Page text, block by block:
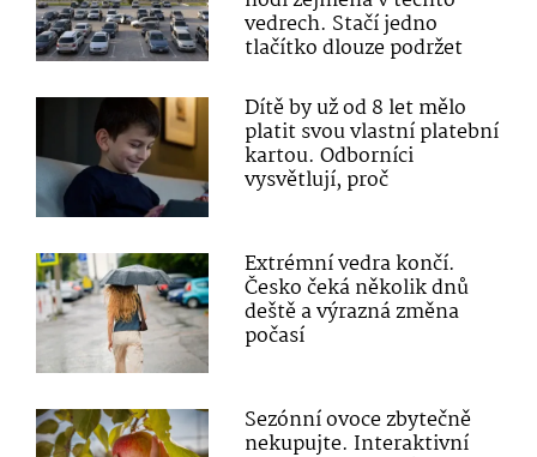
vedrech. Stačí jedno
tlačítko dlouze podržet
Dítě by už od 8 let mělo
platit svou vlastní platební
kartou. Odborníci
vysvětlují, proč
Extrémní vedra končí.
Česko čeká několik dnů
deště a výrazná změna
počasí
Sezónní ovoce zbytečně
nekupujte. Interaktivní